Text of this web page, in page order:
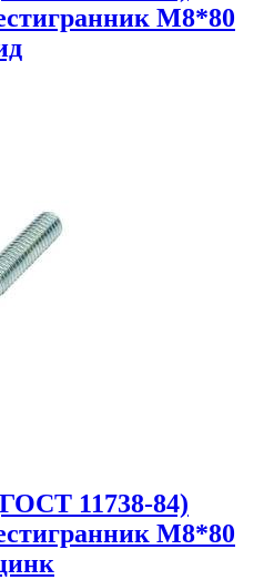
М8*80
11738-84)
М8*80